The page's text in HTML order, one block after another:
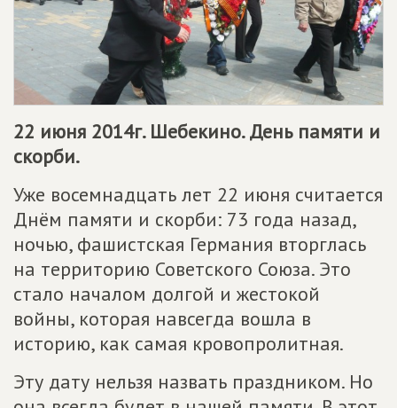
22 июня 2014г. Шебекино. День памяти и
скорби.
Уже восемнадцать лет 22 июня считается
Днём памяти и скорби: 73 года назад,
ночью, фашистская Германия вторглась
на территорию Советского Союза. Это
стало началом долгой и жестокой
войны, которая навсегда вошла в
историю, как самая кровопролитная.
Эту дату нельзя назвать праздником. Но